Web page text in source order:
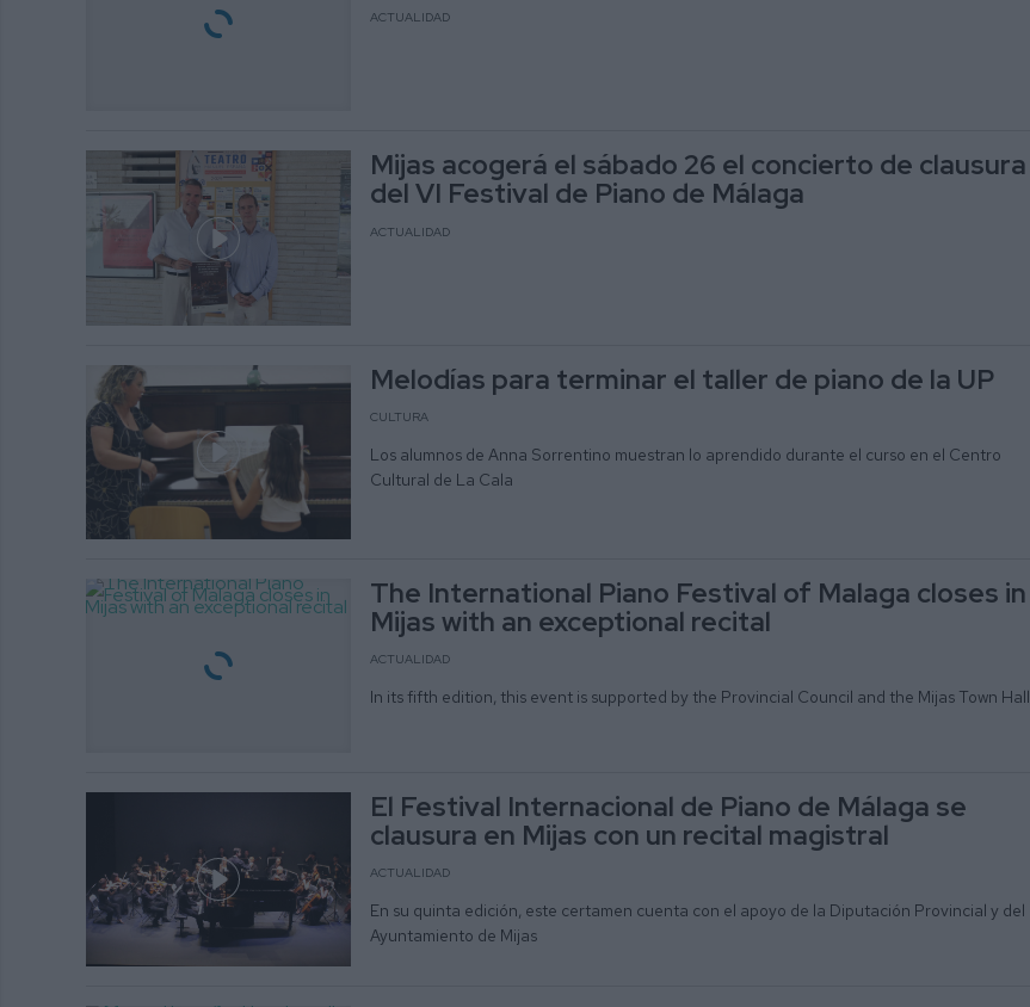
ACTUALIDAD
Mijas acogerá el sábado 26 el concierto de clausura
del VI Festival de Piano de Málaga
ACTUALIDAD
Melodías para terminar el taller de piano de la UP
CULTURA
Los alumnos de Anna Sorrentino muestran lo aprendido durante el curso en el Centro
Cultural de La Cala
The International Piano Festival of Malaga closes in
Mijas with an exceptional recital
ACTUALIDAD
In its fifth edition, this event is supported by the Provincial Council and the Mijas Town Hall
El Festival Internacional de Piano de Málaga se
clausura en Mijas con un recital magistral
ACTUALIDAD
En su quinta edición, este certamen cuenta con el apoyo de la Diputación Provincial y del
Ayuntamiento de Mijas